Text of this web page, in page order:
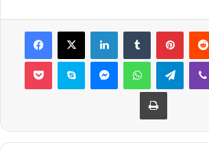
Facebook
X LinkedInTumblr
Pocket Skype MessengerWhatsApp
Yazdır